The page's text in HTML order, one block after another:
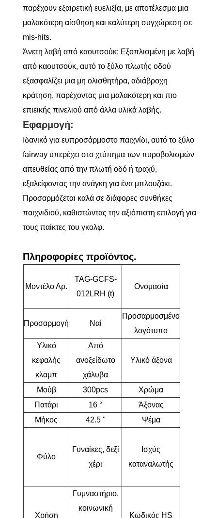
παρέχουν εξαιρετική ευελιξία, με αποτέλεσμα μια
μαλακότερη αίσθηση και καλύτερη συγχώρεση σε
mis-hits.
Άνετη λαβή από καουτσούκ: Εξοπλισμένη με λαβή
από καουτσούκ, αυτό το ξύλο πλωτής οδού
εξασφαλίζει μια μη ολισθητήρα, αδιάβροχη
κράτηση, παρέχοντας μια μαλακότερη και πιο
επιεικής πινελιού από άλλα υλικά λαβής.
Εφαρμογή:
Ιδανικό για ευπροσάρμοστο παιχνίδι, αυτό το ξύλο
fairway υπερέχει στο χτύπημα των πυροβολισμών
απευθείας από την πλωτή οδό ή τραχύ,
εξαλείφοντας την ανάγκη για ένα μπλουζάκι.
Προσαρμόζεται καλά σε διάφορες συνθήκες
παιχνιδιού, καθιστώντας την αξιόπιστη επιλογή για
τους παίκτες του γκολφ.
Πληροφορίες προϊόντος.
Μοντέλο Αρ.
TAG-GCFS-
012LRH (t)
Ονομασία
Προσαρμογή Ναί
Προσαρμοσμένο
λογότυπο
Υλικό
κεφαλής
κλαμπ
Από
ανοξείδωτο
χάλυβα
Υλικό άξονα
Μούβ 300pcs Χρώμα
Πατάρι
16 ° Άξονας
Μήκος
42.5 '' Ψέμα
Φύλο
Γυναίκες, δεξί
χέρι
Ισχύς
καταναλωτής
Χρήση
Γυμναστήριο,
κοινωνική
Κωδικός HS